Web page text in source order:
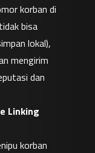
korban di
bisa
lokal),
mengirim
dan
Linking
korban